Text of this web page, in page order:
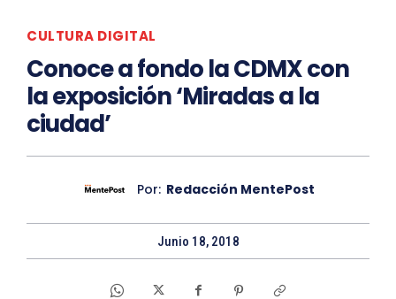
CULTURA DIGITAL
Conoce a fondo la CDMX con
la exposición ‘Miradas a la
ciudad’
Por: Redacción MentePost
Junio 18, 2018